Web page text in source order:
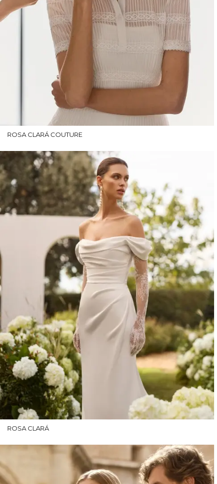
ROSA CLARÁ COUTURE
ROSA CLARÁ